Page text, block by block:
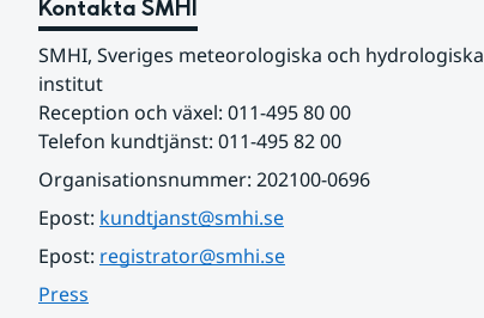
Kontakta SMHI
SMHI, Sveriges meteorologiska och hydrologiska
institut
Reception och växel: 011-495 80 00
Telefon kundtjänst: 011-495 82 00
Organisationsnummer: 202100-0696
Epost: kundtjanst@smhi.se
Epost: registrator@smhi.se
Press